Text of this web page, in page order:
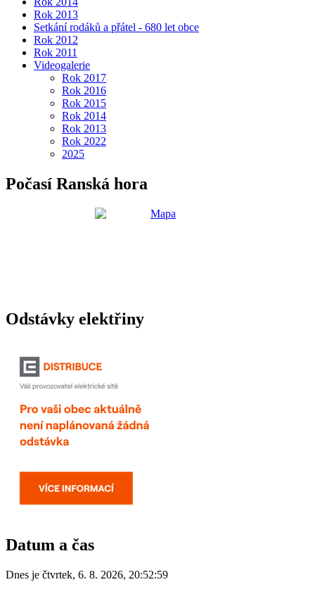
Rok 2013
Setkání rodáků a přátel - 680 let obce
Rok 2012
Rok 2011
Videogalerie
Rok 2017
Rok 2016
Rok 2015
Rok 2014
Rok 2013
Rok 2022
2025
Počasí Ranská hora
Odstávky elektřiny
Datum a čas
Dnes je čtvrtek, 6. 8. 2026, 20:52:59